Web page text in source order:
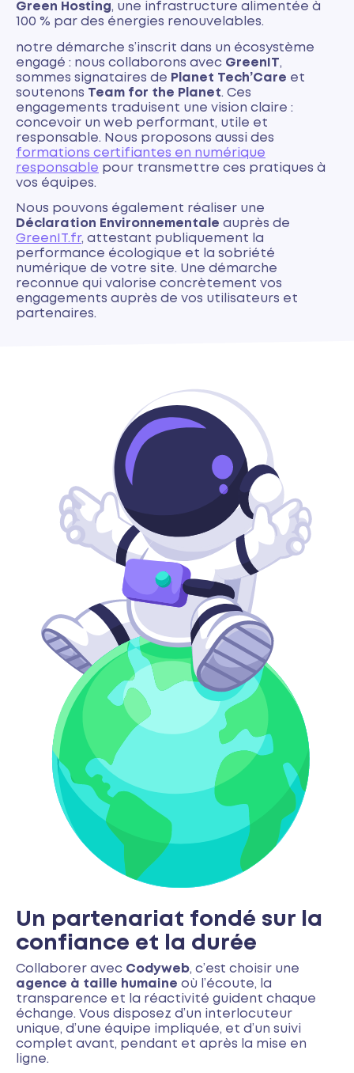
Green Hosting, une infrastructure alimentée à
100 % par des énergies renouvelables.
notre démarche s’inscrit dans un écosystème
engagé : nous collaborons avec GreenIT,
sommes signataires de Planet Tech’Care et
soutenons Team for the Planet. Ces
engagements traduisent une vision claire :
concevoir un web performant, utile et
responsable. Nous proposons aussi des
formations certifiantes en numérique
responsable pour transmettre ces pratiques à
vos équipes.
Nous pouvons également réaliser une
Déclaration Environnementale auprès de
GreenIT.fr, attestant publiquement la
performance écologique et la sobriété
numérique de votre site. Une démarche
reconnue qui valorise concrètement vos
engagements auprès de vos utilisateurs et
partenaires.
Un partenariat fondé sur la
confiance et la durée
Collaborer avec Codyweb, c’est choisir une
agence à taille humaine où l’écoute, la
transparence et la réactivité guident chaque
échange. Vous disposez d’un interlocuteur
unique, d’une équipe impliquée, et d’un suivi
complet avant, pendant et après la mise en
ligne.